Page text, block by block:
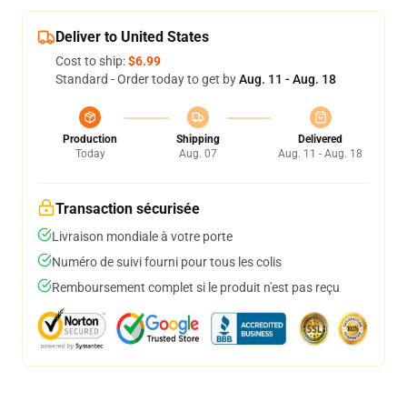
Deliver to United States
Cost to ship:$6.99
Standard - Order today to get byAug. 11 - Aug. 18
Production
Today
Shipping
Aug. 07
Delivered
Aug. 11 - Aug. 18
Transaction sécurisée
Livraison mondiale à votre porte
Numéro de suivi fourni pour tous les colis
Remboursement complet si le produit n'est pas reçu